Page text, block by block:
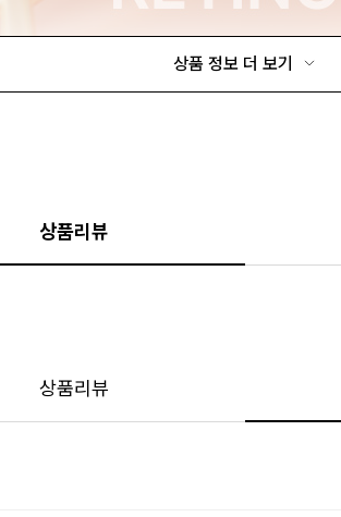
상품 정보 더 보기
상품리뷰
상품리뷰